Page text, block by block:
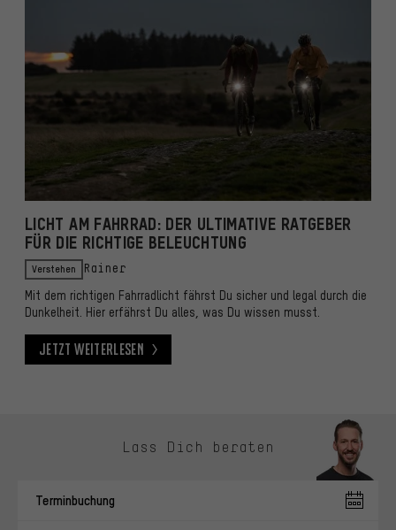
LICHT AM FAHRRAD: DER ULTIMATIVE RATGEBER
FÜR DIE RICHTIGE BELEUCHTUNG
Verstehen Rainer
Mit dem richtigen Fahrradlicht fährst Du sicher und legal durch die
Dunkelheit. Hier erfährst Du alles, was Du wissen musst.
Jetzt weiterlesen
Lass Dich beraten
Terminbuchung